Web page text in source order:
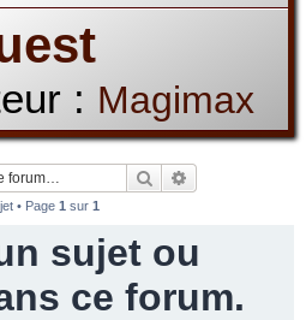
r
: Magimax
Rechercher
• Page 1 sur 1
sujet ou
ce forum.